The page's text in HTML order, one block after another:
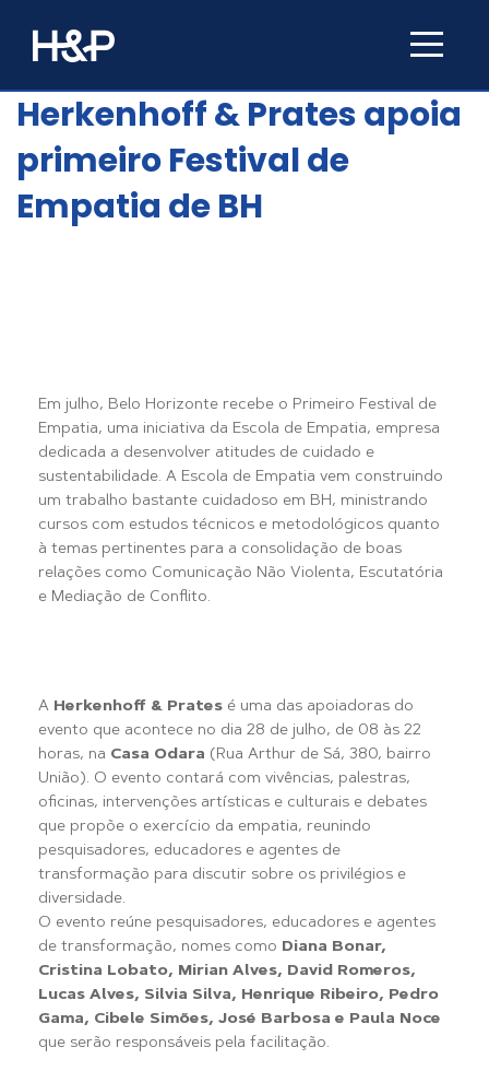
Herkenhoff & Prates apoia
primeiro Festival de
Empatia de BH
Em julho, Belo Horizonte recebe o Primeiro Festival de
Empatia, uma iniciativa da Escola de Empatia, empresa
dedicada a desenvolver atitudes de cuidado e
sustentabilidade. A Escola de Empatia vem construindo
um trabalho bastante cuidadoso em BH, ministrando
cursos com estudos técnicos e metodológicos quanto
à temas pertinentes para a consolidação de boas
relações como Comunicação Não Violenta, Escutatória
e Mediação de Conflito.
A Herkenhoff & Prates é uma das apoiadoras do
evento que acontece no dia 28 de julho, de 08 às 22
horas, na Casa Odara (Rua Arthur de Sá, 380, bairro
União). O evento contará com vivências, palestras,
oficinas, intervenções artísticas e culturais e debates
que propõe o exercício da empatia, reunindo
pesquisadores, educadores e agentes de
transformação para discutir sobre os privilégios e
diversidade.
O evento reúne pesquisadores, educadores e agentes
de transformação, nomes como Diana Bonar,
Cristina Lobato, Mirian Alves, David Romeros,
Lucas Alves, Silvia Silva, Henrique Ribeiro, Pedro
Gama, Cibele Simões, José Barbosa e Paula Noce
que serão responsáveis pela facilitação.